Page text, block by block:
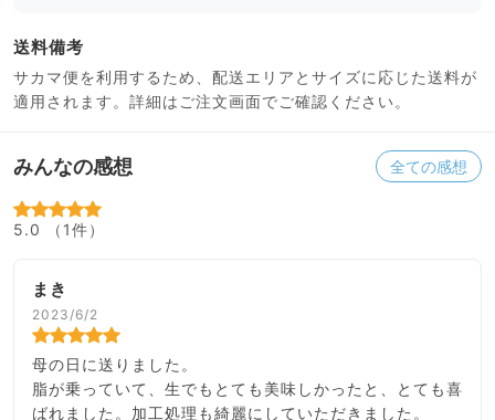
送料備考
サカマ便を利用するため、配送エリアとサイズに応じた送料が
適用されます。詳細はご注文画面でご確認ください。
みんなの感想 全ての感想
5.0 （1件）
まき
2023/6/2
母の日に送りました。
脂が乗っていて、生でもとても美味しかったと、とても喜
ばれました。加工処理も綺麗にしていただきました。